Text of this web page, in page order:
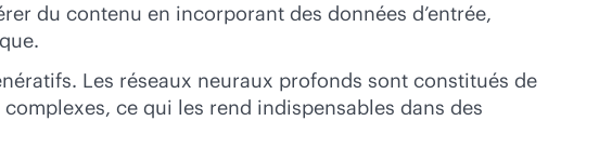
du contenu en incorporant des données d’entrée,
Les réseaux neuraux profonds sont constitués de
ce qui les rend indispensables dans des